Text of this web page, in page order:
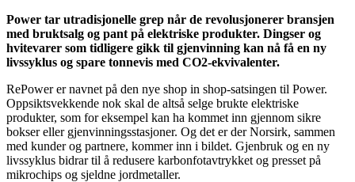
Power tar utradisjonelle grep når de revolusjonerer bransjen
med bruktsalg og pant på elektriske produkter. Dingser og
hvitevarer som tidligere gikk til gjenvinning kan nå få en ny
livssyklus og spare tonnevis med CO2-ekvivalenter.
RePower er navnet på den nye shop in shop-satsingen til Power.
Oppsiktsvekkende nok skal de altså selge brukte elektriske
produkter, som for eksempel kan ha kommet inn gjennom sikre
bokser eller gjenvinningsstasjoner. Og det er der Norsirk, sammen
med kunder og partnere, kommer inn i bildet. Gjenbruk og en ny
livssyklus bidrar til å redusere karbonfotavtrykket og presset på
mikrochips og sjeldne jordmetaller.